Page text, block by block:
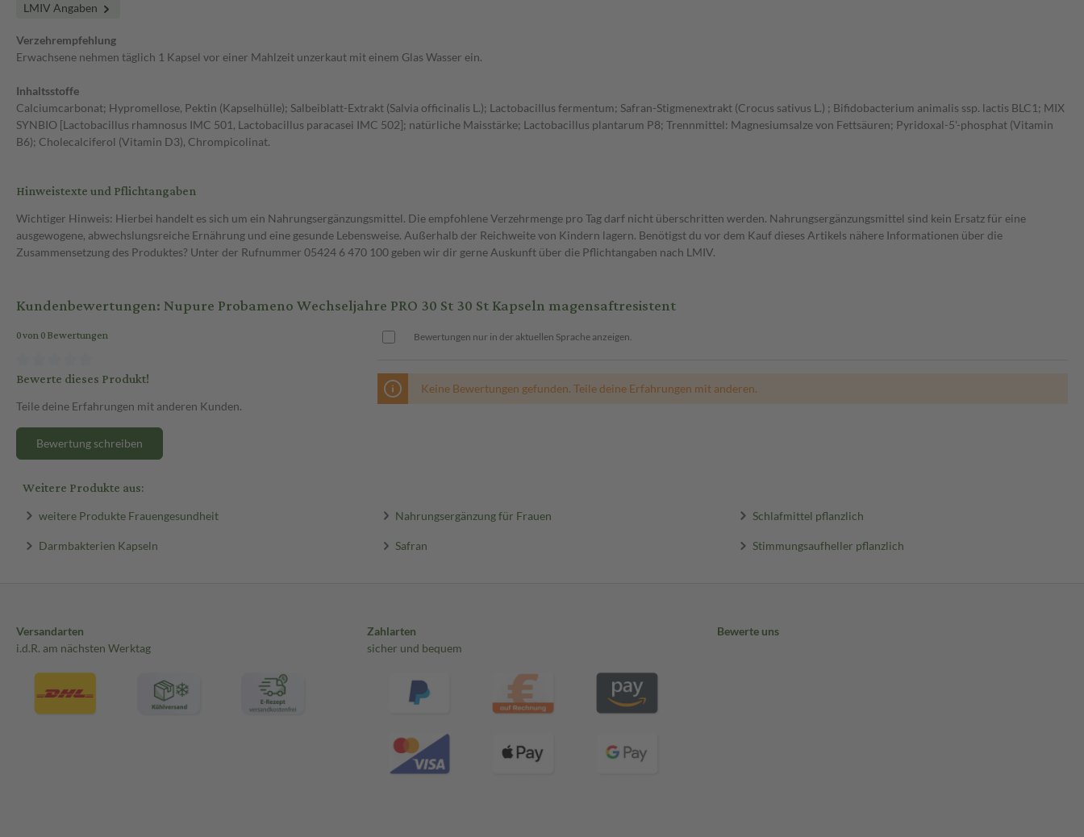
LMIV Angaben
Verzehrempfehlung
Erwachsene nehmen täglich 1 Kapsel vor einer Mahlzeit unzerkaut mit einem Glas Wasser ein.
Inhaltsstoffe
Calciumcarbonat; Hypromellose, Pektin (Kapselhülle); Salbeiblatt-Extrakt (Salvia officinalis L.); Lactobacillus fermentum; Safran-Stigmenextrakt (Crocus sativus L.) ; Bifidobacterium animalis ssp. lactis BLC1; MIX
SYNBIO [Lactobacillus rhamnosus IMC 501, Lactobacillus paracasei IMC 502]; natürliche Maisstärke; Lactobacillus plantarum P8; Trennmittel: Magnesiumsalze von Fettsäuren; Pyridoxal-5'-phosphat (Vitamin
B6); Cholecalciferol (Vitamin D3), Chrompicolinat.
Hinweistexte und Pflichtangaben
Wichtiger Hinweis: Hierbei handelt es sich um ein Nahrungsergänzungsmittel. Die empfohlene Verzehrmenge pro Tag darf nicht überschritten werden. Nahrungsergänzungsmittel sind kein Ersatz für eine
ausgewogene, abwechslungsreiche Ernährung und eine gesunde Lebensweise. Außerhalb der Reichweite von Kindern lagern. Benötigst du vor dem Kauf dieses Artikels nähere Informationen über die
Zusammensetzung des Produktes? Unter der Rufnummer 05424 6 470 100 geben wir dir gerne Auskunft über die Pflichtangaben nach LMIV.
Kundenbewertungen: Nupure Probameno Wechseljahre PRO 30 St 30 St Kapseln magensaftresistent
0 von 0 Bewertungen
Bewerte dieses Produkt!
Teile deine Erfahrungen mit anderen Kunden.
Bewertung schreiben
Bewertungen nur in der aktuellen Sprache anzeigen.
Keine Bewertungen gefunden. Teile deine Erfahrungen mit anderen.
Weitere Produkte aus:
weitere Produkte Frauengesundheit Nahrungsergänzung für Frauen Schlafmittel pflanzlich
Darmbakterien Kapseln Safran Stimmungsaufheller pflanzlich
Versandarten
i.d.R. am nächsten Werktag
Zahlarten
sicher und bequem
Bewerte uns